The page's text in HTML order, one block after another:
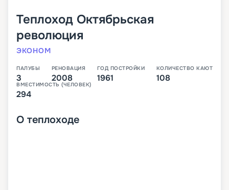
Теплоход Октябрьская
революция
ЭКОНОМ
ПАЛУБЫ
3
РЕНОВАЦИЯ
2008
ГОД ПОСТРОЙКИ
1961
КОЛИЧЕСТВО КАЮТ
108
ВМЕСТИМОСТЬ (ЧЕЛОВЕК)
294
О теплоходе